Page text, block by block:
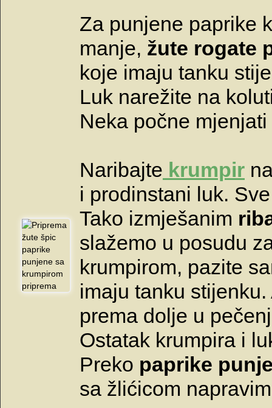
Za punjene paprike
manje, žute rogate
koje imaju tanku
Luk narežite na
Neka počne
Naribajte krumpir
i prodinstani luk.
Tako izmješanim
slažemo u posudu
krumpirom, pazite
imaju tanku
prema dolje u
Ostatak krumpira i
Preko paprike
sa žlićicom